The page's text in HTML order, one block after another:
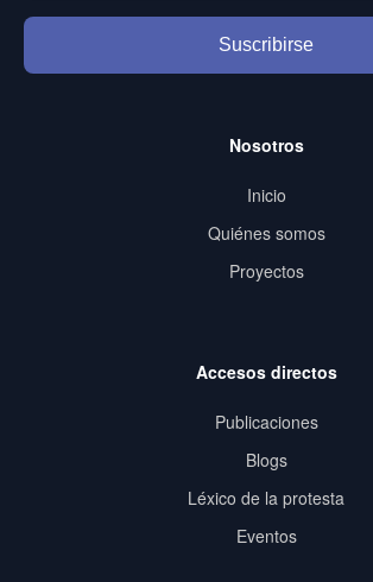
Suscribirse
Nosotros
Inicio
Quiénes somos
Proyectos
Accesos directos
Publicaciones
Blogs
Léxico de la protesta
Eventos